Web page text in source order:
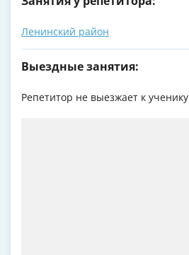
Ленинский район
Выездные занятия:
Репетитор не выезжает к ученику